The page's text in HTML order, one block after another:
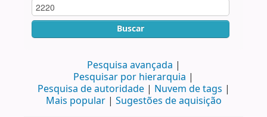
Buscar
Pesquisa avançada
Pesquisar por hierarquia
Pesquisa de autoridade
Nuvem de tags
Mais popular
Sugestões de aquisição